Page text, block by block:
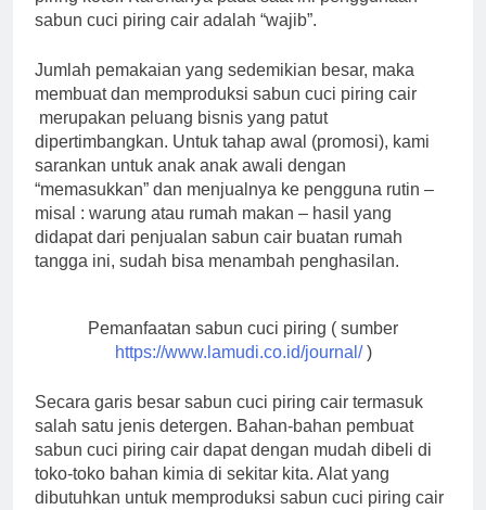
sabun cuci piring cair adalah “wajib”.
Jumlah pemakaian yang sedemikian besar, maka
membuat dan memproduksi sabun cuci piring cair
merupakan peluang bisnis yang patut
dipertimbangkan. Untuk tahap awal (promosi), kami
sarankan untuk anak anak awali dengan
“memasukkan” dan menjualnya ke pengguna rutin –
misal : warung atau rumah makan – hasil yang
didapat dari penjualan sabun cair buatan rumah
tangga ini, sudah bisa menambah penghasilan.
Pemanfaatan sabun cuci piring ( sumber
https://www.lamudi.co.id/journal/)
Secara garis besar sabun cuci piring cair termasuk
salah satu jenis detergen. Bahan-bahan pembuat
sabun cuci piring cair dapat dengan mudah dibeli di
toko-toko bahan kimia di sekitar kita. Alat yang
dibutuhkan untuk memproduksi sabun cuci piring cair